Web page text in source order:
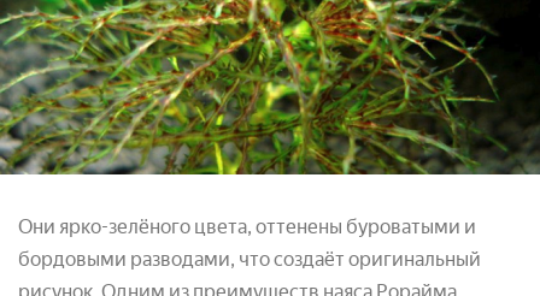
Они ярко-зелёного цвета, оттенены буроватыми и
бордовыми разводами, что создаёт оригинальный